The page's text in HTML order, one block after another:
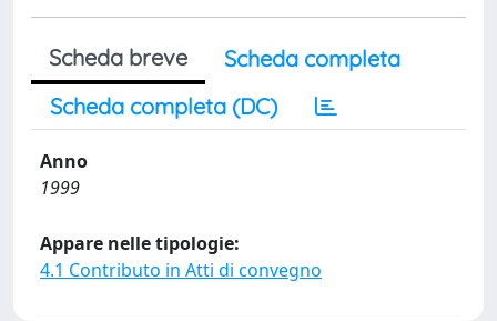
Scheda breve
Scheda completa
Scheda completa (DC)
Anno
1999
Appare nelle tipologie:
4.1 Contributo in Atti di convegno